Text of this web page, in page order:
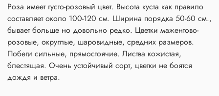
Роза имеет густо-розовый цвет. Высота куста как правило
составляет около 100-120 см. Ширина порядка 50-60 см.,
бывает больше но довольно редко. Цветки мажентово-
розовые, округлые, шаровидные, средних размеров.
Побеги сильные, прямостоячие. Листва кожистая,
блестящая. Очень устойчивый сорт, цветки не боятся
дождя и ветра.